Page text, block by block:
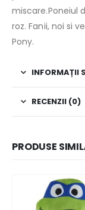
miscare.Poneiul
roz. Fanii, noi si
Pony.
INFORMAȚII
RECENZII (0)
PRODUSE